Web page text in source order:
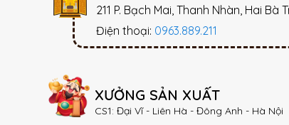
211 P. Bạch Mai, Thanh Nhàn, Hai Bà
Điện thoại: 0963.889.211
XƯỞNG SẢN XUẤT
CS1: Đại Vĩ - Liên Hà - Đông Anh - Hà Nội